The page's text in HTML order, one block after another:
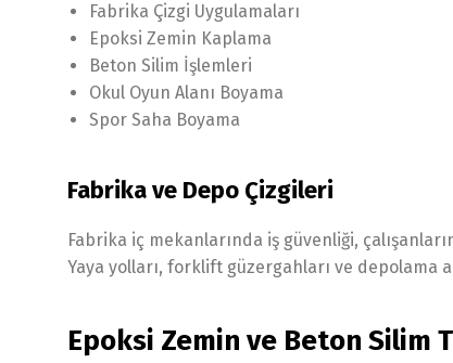
Fabrika Çizgi Uygulamaları
Epoksi Zemin Kaplama
Beton Silim İşlemleri
Okul Oyun Alanı Boyama
Spor Saha Boyama
Fabrika ve Depo Çizgileri
Fabrika iç mekanlarında iş güvenliği,
Yaya yolları, forklift güzergahları ve depolama
Epoksi Zemin ve Beton Silim